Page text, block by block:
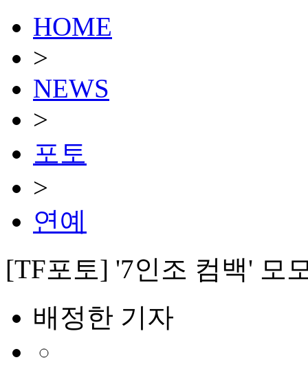
HOME
>
NEWS
>
포토
>
연예
[TF포토] '7인조 컴백' 모
배정한 기자